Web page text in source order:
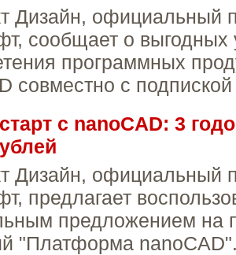
Дизайн, официальный
сообщает о выгодных
программных
совместно с
с nanoCAD: 3
Дизайн, официальный
предлагает
предложением на
"Платформа